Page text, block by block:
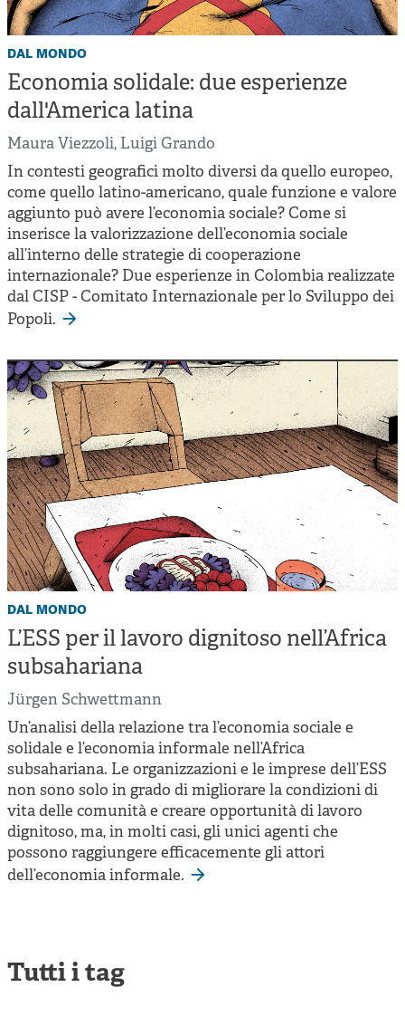
dal mondo
Economia solidale: due esperienze
dall'America latina
Maura Viezzoli, Luigi Grando
In contesti geografici molto diversi da quello europeo,
come quello latino-americano, quale funzione e valore
aggiunto può avere l’economia sociale? Come si
inserisce la valorizzazione dell’economia sociale
all’interno delle strategie di cooperazione
internazionale? Due esperienze in Colombia realizzate
dal CISP - Comitato Internazionale per lo Sviluppo dei
Popoli.
dal mondo
L’ESS per il lavoro dignitoso nell’Africa
subsahariana
Jürgen Schwettmann
Un’analisi della relazione tra l’economia sociale e
solidale e l’economia informale nell’Africa
subsahariana. Le organizzazioni e le imprese dell’ESS
non sono solo in grado di migliorare la condizioni di
vita delle comunità e creare opportunità di lavoro
dignitoso, ma, in molti casi, gli unici agenti che
possono raggiungere efficacemente gli attori
dell’economia informale.
Tutti i tag